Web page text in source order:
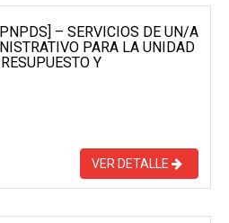
– SERVICIOS DE UN/A
PARA LA UNIDAD
Y
VER DETALLE